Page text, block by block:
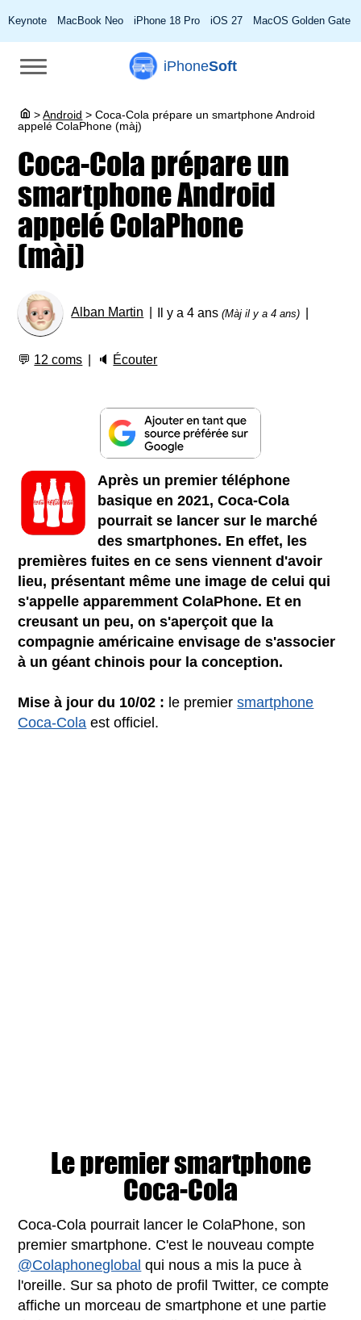
Keynote MacBook Neo iPhone 18 Pro iOS 27 MacOS Golden Gate
iPhoneSoft
> Android > Coca-Cola prépare un smartphone Android
appelé ColaPhone (màj)
Coca-Cola prépare un
smartphone Android
appelé ColaPhone
(màj)
Alban Martin Il y a 4 ans(Màj il y a 4 ans)
💬 12 coms 🔈 Écouter
Après un premier téléphone
basique en 2021, Coca-Cola
pourrait se lancer sur le marché
des smartphones. En effet, les
premières fuites en ce sens viennent d'avoir
lieu, présentant même une image de celui qui
s'appelle apparemment ColaPhone. Et en
creusant un peu, on s'aperçoit que la
compagnie américaine envisage de s'associer
à un géant chinois pour la conception.
Mise à jour du 10/02 : le premiersmartphone
Coca-Cola est officiel.
Le premier smartphone
Coca-Cola
Coca-Cola pourrait lancer le ColaPhone, son
premier smartphone. C'est le nouveau compte
@Colaphoneglobal qui nous a mis la puce à
l'oreille. Sur sa photo de profil Twitter, ce compte
affiche un morceau de smartphone et une partie